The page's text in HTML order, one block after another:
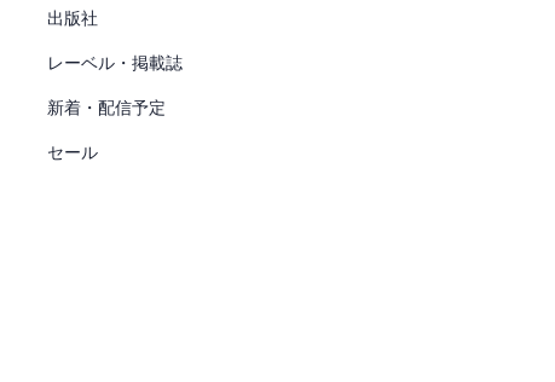
出版社
レーベル・掲載誌
新着・配信予定
セール